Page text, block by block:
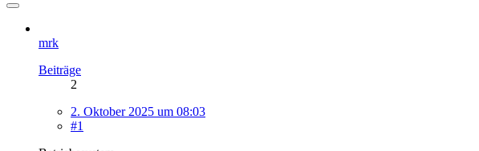
mrk
Beiträge
2
2. Oktober 2025 um 08:03
#1